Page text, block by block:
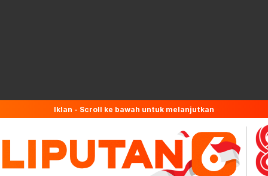
Iklan - Scroll ke bawah untuk melanjutkan